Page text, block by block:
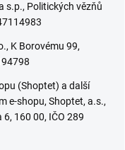
s.p., Politických vězňů
K Borovému 99,
(Shoptet) a další
e-shopu, Shoptet, a.s.,
160 00, IČO 289